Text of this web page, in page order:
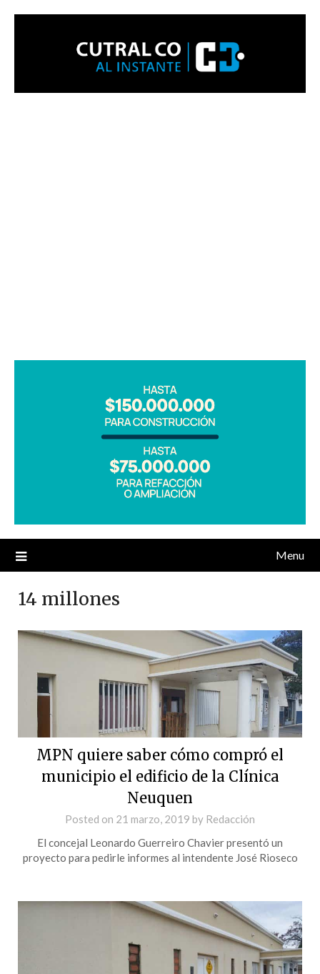
Menu
14 millones
MPN quiere saber cómo compró el
municipio el edificio de la Clínica
Neuquen
Posted on 21 marzo, 2019 by Redacción
El concejal Leonardo Guerreiro Chavier presentó un
proyecto para pedirle informes al intendente José Rioseco